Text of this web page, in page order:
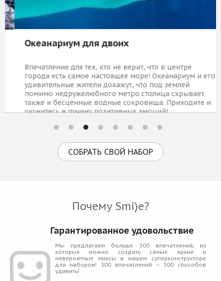
Океанариум для двоих
Впечатление для тех, кто не верит, что в центре
города есть самое настоящее море! Океанариум и его
удивительные жители докажут, что под землей
помимо недружелюбного метро столица скрывает
также и бесценные водные сокровища. Приходите и
окунитесь в пучину позитивных эмоций!
СОБРАТЬ СВОЙ НАБОР
Почему Smi)e?
Гарантированное удовольствие
Мы предлагаем больше 300 впечатлений, из
которых можно создать самые яркие и
невероятные миксы в нашем суперконструкторе
для наборов! 300 впечатлений – 300 способов
удивить!